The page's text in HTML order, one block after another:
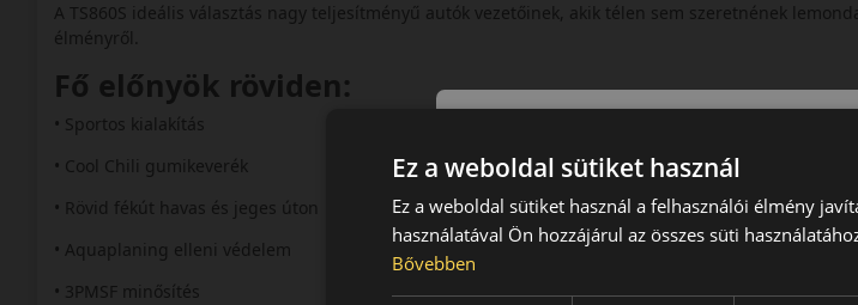
A TS860S ideális választás nagy teljesítményű autók vezetőinek, akik télen sem szeretnének
élményről.
Fő előnyök röviden:
• Sportos kialakítás
• Cool Chili gumikeverék
• Rövid fékút havas és jeges úton
• Aquaplaning elleni védelem
• 3PMSF minősítés
Ez a weboldal sütiket használ
Ez a weboldal sütiket használ a felhasználói élmény
használatával Ön hozzájárul az összes süti
Bővebben